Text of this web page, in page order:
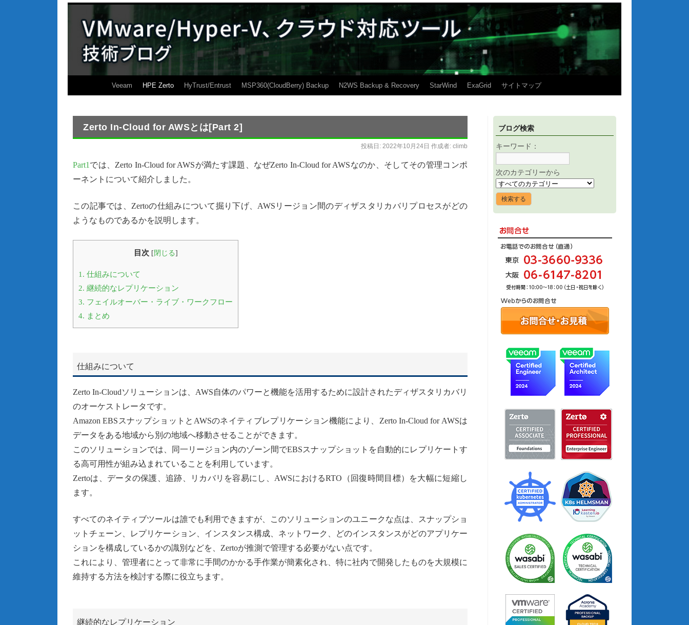
Veeam HPE Zerto HyTrust/Entrust MSP360(CloudBerry) Backup N2WS Backup & Recovery StarWind ExaGrid サイトマップ
Zerto In-Cloud for AWSとは[Part 2]
投稿日: 2022年10月24日 作成者: climb
Part1 では、Zerto In-Cloud for AWSが満たす課題、なぜZerto In-Cloud for AWSなのか、そしてその管理コンポ
ーネントについて紹介しました。
この記事では、Zertoの仕組みについて掘り下げ、AWSリージョン間のディザスタリカバリプロセスがどの
ようなものであるかを説明します。
目次 [ 閉じる]
1. 仕組みについて
2. 継続的なレプリケーション
3. フェイルオーバー・ライブ・ワークフロー
4. まとめ
仕組みについて
Zerto In-Cloudソリューションは、AWS自体のパワーと機能を活用するために設計されたディザスタリカバリ
のオーケストレータです。
Amazon EBSスナップショットとAWSのネイティブレプリケーション機能により、Zerto In-Cloud for AWSは
データをある地域から別の地域へ移動させることができます。
このソリューションでは、同一リージョン内のゾーン間でEBSスナップショットを自動的にレプリケートす
る高可用性が組み込まれていることを利用しています。
Zertoは、データの保護、追跡、リカバリを容易にし、AWSにおけるRTO（回復時間目標）を大幅に短縮し
ます。
すべてのネイティブツールは誰でも利用できますが、このソリューションのユニークな点は、スナップショ
ットチェーン、レプリケーション、インスタンス構成、ネットワーク、どのインスタンスがどのアプリケー
ションを構成しているかの識別などを、Zertoが推測で管理する必要がない点です。
これにより、管理者にとって非常に手間のかかる手作業が簡素化され、特に社内で開発したものを大規模に
維持する方法を検討する際に役立ちます。
継続的なレプリケーション
ブログ検索
キーワード：
次のカテゴリーから